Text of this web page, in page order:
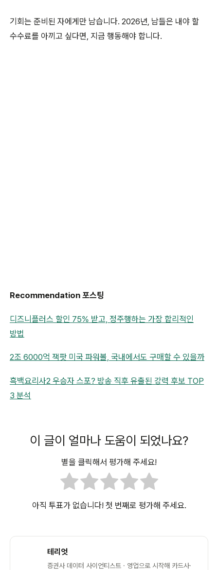
기회는 준비된 자에게만 남습니다. 2026년, 남들은 내야 할
수수료를 아끼고 싶다면, 지금 행동해야 합니다.
Recommendation 포스팅
디즈니플러스 할인 75% 받고, 정주행하는 가장 합리적인
방법
2조 6000억 잭팟 미국 파워볼, 국내에서도 구매할 수 있을까
흑백요리사2 우승자 스포? 방송 직후 유출된 강력 후보 TOP
3 분석
이 글이 얼마나 도움이 되었나요?
별을 클릭해서 평가해 주세요!
아직 투표가 없습니다! 첫 번째로 평가해 주세요.
테리엇
증권사 데이터 사이언티스트 · 영업으로 시작해 카드사·